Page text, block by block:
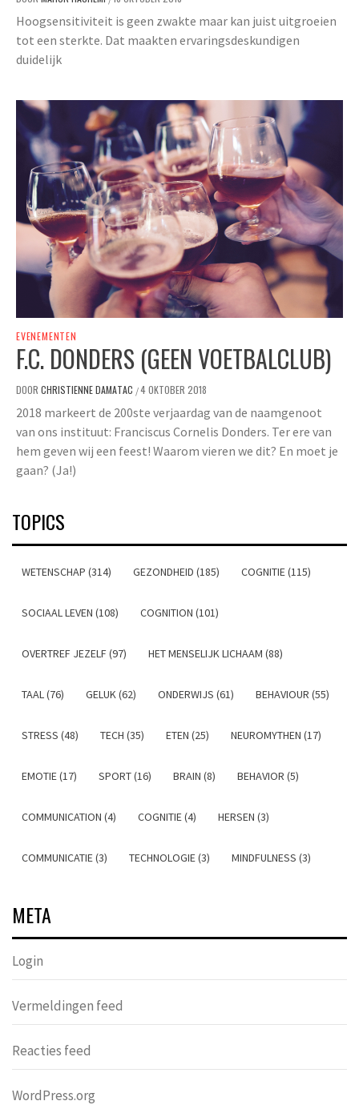
Hoogsensitiviteit is geen zwakte maar kan juist uitgroeien
tot een sterkte. Dat maakten ervaringsdeskundigen
duidelijk
EVENEMENTEN
F.C. DONDERS (GEEN VOETBALCLUB)
DOOR CHRISTIENNE DAMATAC /4 OKTOBER 2018
2018 markeert de 200ste verjaardag van de naamgenoot
van ons instituut: Franciscus Cornelis Donders. Ter ere van
hem geven wij een feest! Waarom vieren we dit? En moet je
gaan? (Ja!)
TOPICS
WETENSCHAP (314) GEZONDHEID (185) COGNITIE (115)
SOCIAAL LEVEN (108) COGNITION (101)
OVERTREF JEZELF (97) HET MENSELIJK LICHAAM (88)
TAAL (76) GELUK (62) ONDERWIJS (61) BEHAVIOUR (55)
STRESS (48) TECH (35) ETEN (25) NEUROMYTHEN (17)
EMOTIE (17) SPORT (16) BRAIN (8) BEHAVIOR (5)
COMMUNICATION (4) COGNITIE (4) HERSEN (3)
COMMUNICATIE (3) TECHNOLOGIE (3) MINDFULNESS (3)
META
Login
Vermeldingen feed
Reacties feed
WordPress.org